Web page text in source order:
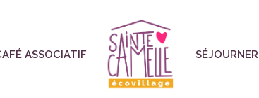
ASSOCIATIF SÉJOURNER